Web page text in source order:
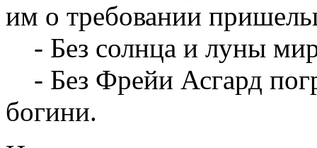
им о требовании
- Без солнца и луны мир
- Без Фрейи Асгард
богини.